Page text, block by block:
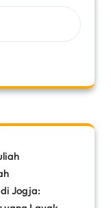
Jogja: